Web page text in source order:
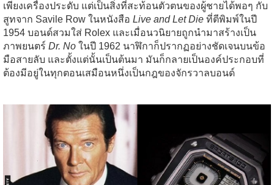
เพียงเครื่องประดับ แต่เป็นสิ่งที่สะท้อนตัวตนของผู้ชายได้พอๆ กับ
สูทจาก Savile Row ในหนังสือ Live and Let Die ที่ตีพิมพ์ในปี
1954 บอนด์สวมใส่ Rolex และเมื่อนวนิยายถูกนำมาสร้างเป็น
ภาพยนตร์ Dr. No ในปี 1962 นาฬิกาก็ปรากฏอย่างชัดเจนบนข้อ
มือสายลับ และตั้งแต่นั้นเป็นต้นมา มันก็กลายเป็นองค์ประกอบที่
ต้องมีอยู่ในทุกตอนเสมือนหนึ่งเป็นกฎของจักรวาลบอนด์